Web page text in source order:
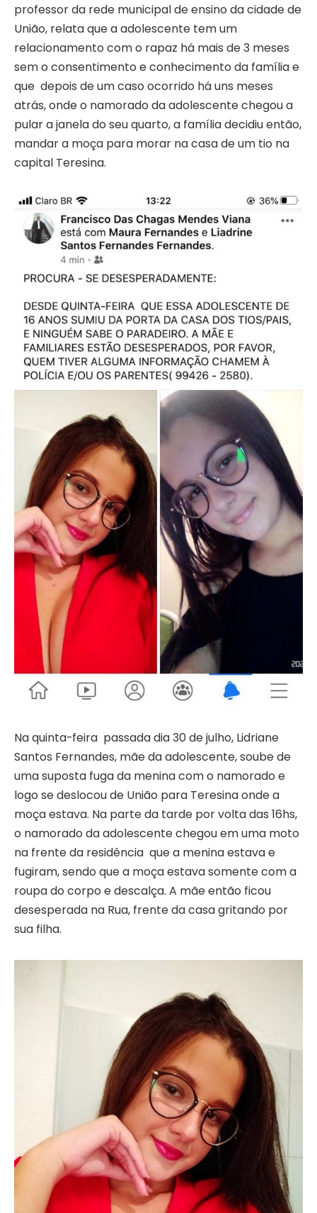
professor da rede municipal de ensino da cidade de
União, relata que a adolescente tem um
relacionamento com o rapaz há mais de 3 meses
sem o consentimento e conhecimento da família e
que depois de um caso ocorrido há uns meses
atrás, onde o namorado da adolescente chegou a
pular a janela do seu quarto, a família decidiu então,
mandar a moça para morar na casa de um tio na
capital Teresina.
Na quinta-feira passada dia 30 de julho, Lidriane
Santos Fernandes, mãe da adolescente, soube de
uma suposta fuga da menina com o namorado e
logo se deslocou de União para Teresina onde a
moça estava. Na parte da tarde por volta das 16hs,
o namorado da adolescente chegou em uma moto
na frente da residência que a menina estava e
fugiram, sendo que a moça estava somente com a
roupa do corpo e descalça. A mãe então ficou
desesperada na Rua, frente da casa gritando por
sua filha.